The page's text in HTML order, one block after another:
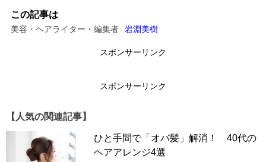
この記事は
美容・ヘアライター・編集者 岩淵美樹
スポンサーリンク
スポンサーリンク
【人気の関連記事】
ひと手間で「オバ髪」解消！ 40代の
ヘアアレンジ4選